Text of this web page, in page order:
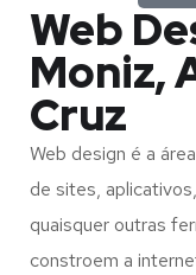
Web
Moniz,
Cruz
Web design é a
de sites,
quaisquer outras
constroem a